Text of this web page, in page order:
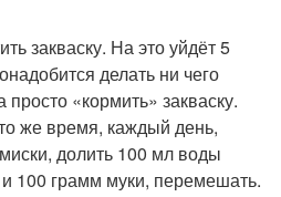
закваску. На это уйдёт 5
делать ни чего
«кормить» закваску.
же время, каждый день,
долить 100 мл воды
100 грамм муки, перемешать.